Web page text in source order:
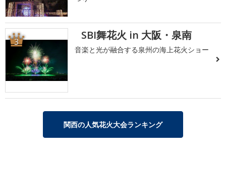
3 SBI舞花火 in 大阪・泉南
音楽と光が融合する泉州の海上花火ショー
関西の人気花火大会ランキング